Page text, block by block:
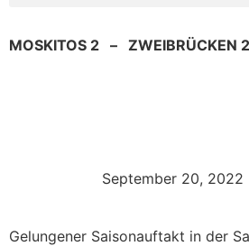
MOSKITOS 2 – ZWEIBRÜCKEN
September 20, 2022
Gelungener Saisonauftakt in der